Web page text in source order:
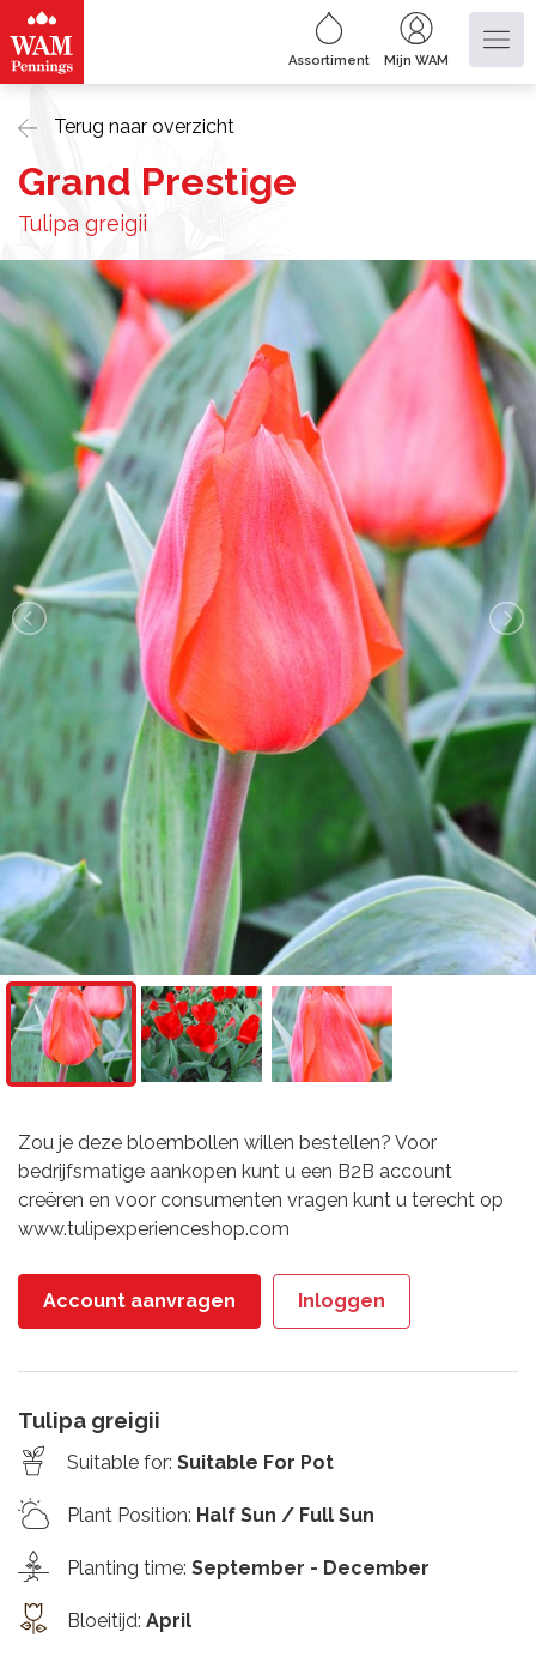
Assortiment Mijn WAM
Terug naar overzicht
Grand Prestige
Tulipa greigii
Zou je deze bloembollen willen bestellen? Voor
bedrijfsmatige aankopen kunt u een B2B account
creëren en voor consumenten vragen kunt u terecht op
www.tulipexperienceshop.com
Account aanvragen Inloggen
Tulipa greigii
Suitable for: Suitable For Pot
Plant Position: Half Sun / Full Sun
Planting time: September - December
Bloeitijd: April